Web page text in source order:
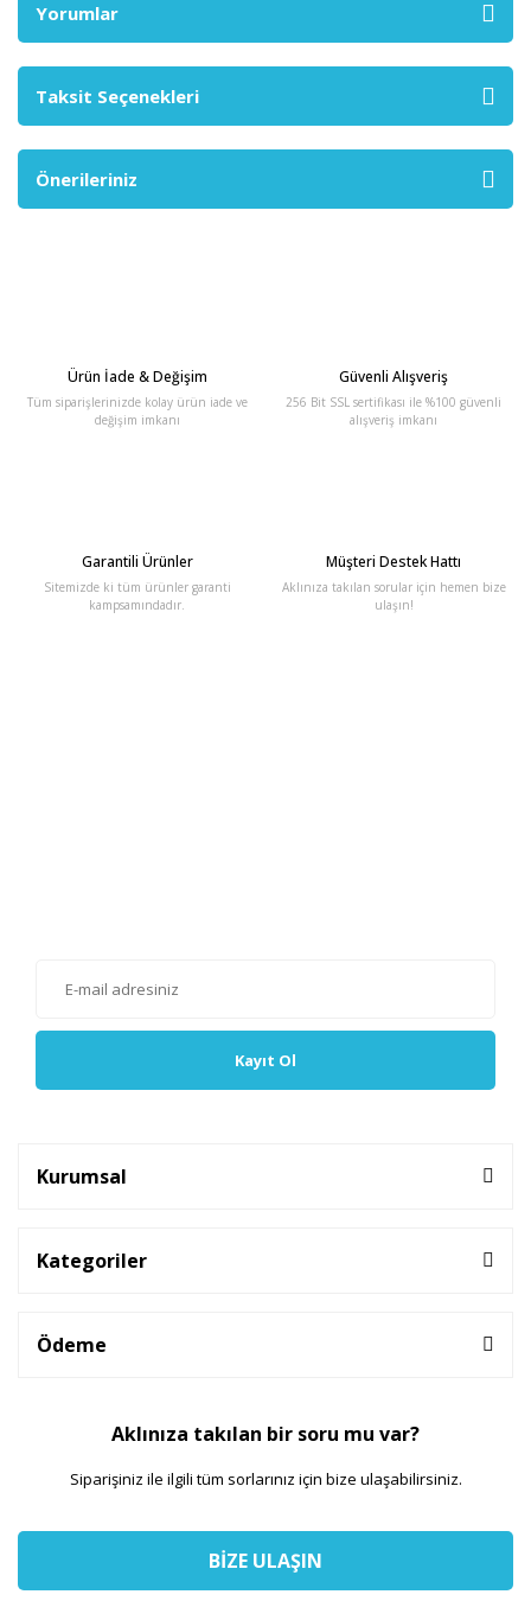
Yorumlar
Taksit Seçenekleri
Önerileriniz
Ürün İade & Değişim
Tüm siparişlerinizde kolay ürün iade ve
değişim imkanı
Güvenli Alışveriş
256 Bit SSL sertifikası ile %100 güvenli
alışveriş imkanı
Garantili Ürünler
Sitemizde ki tüm ürünler garanti
kampsamındadır.
Müşteri Destek Hattı
Aklınıza takılan sorular için hemen bize
ulaşın!
Kayıt Ol
Kurumsal
Kategoriler
Ödeme
Aklınıza takılan bir soru mu var?
Siparişiniz ile ilgili tüm sorlarınız için bize ulaşabilirsiniz.
BİZE ULAŞIN